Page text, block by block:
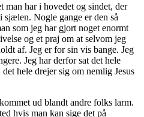
man har i hovedet og sindet, der
sjælen. Nogle gange er den så
som jeg har gjort noget enormt
og et praj om at selvom jeg
af. Jeg er for sin vis bange. Jeg
Jeg har derfor sat det hele
hele drejer sig om nemlig Jesus
ud blandt andre folks larm.
hvis man kan sige det på